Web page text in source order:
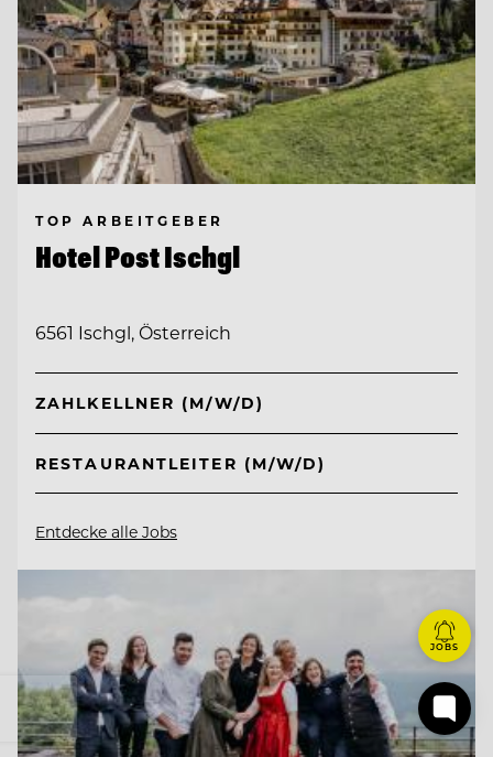
TOP ARBEITGEBER
Hotel Post Ischgl
6561 Ischgl, Österreich
ZAHLKELLNER (M/W/D)
RESTAURANTLEITER (M/W/D)
Entdecke alle Jobs
JOBS